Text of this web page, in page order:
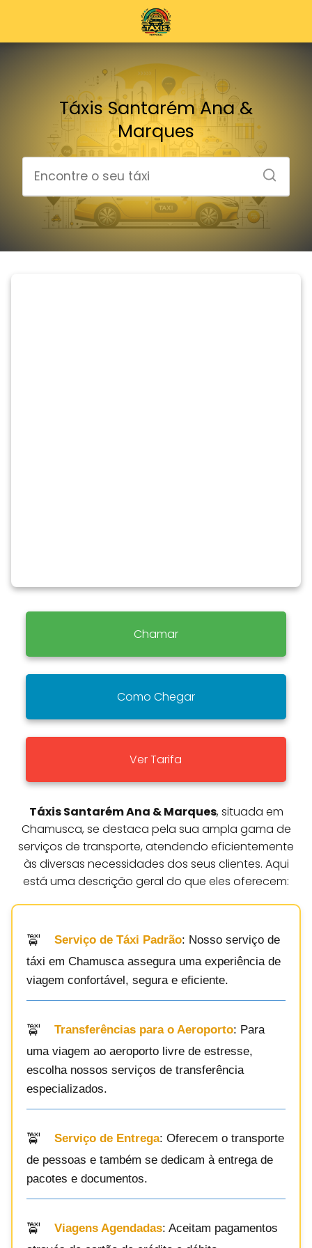
Táxis Santarém Ana &
Marques
Chamar
Como Chegar
Ver Tarifa
Táxis Santarém Ana & Marques, situada em
Chamusca, se destaca pela sua ampla gama de
serviços de transporte, atendendo eficientemente
às diversas necessidades dos seus clientes. Aqui
está uma descrição geral do que eles oferecem:
Serviço de Táxi Padrão: Nosso serviço de
táxi em Chamusca assegura uma experiência de
viagem confortável, segura e eficiente.
Transferências para o Aeroporto: Para
uma viagem ao aeroporto livre de estresse,
escolha nossos serviços de transferência
especializados.
Serviço de Entrega: Oferecem o transporte
de pessoas e também se dedicam à entrega de
pacotes e documentos.
Viagens Agendadas: Aceitam pagamentos